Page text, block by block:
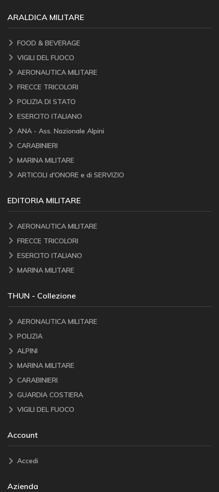
ARALDICA MILITARE
FOOD & BEVERAGE
VIGILI DEL FUOCO
AERONAUTICA MILITARE
FRECCE TRICOLORI
POLIZIA DI STATO
ESERCITO ITALIANO
ANA - Ass. Nazionale Alpini
CARABINIERI
MARINA MILITARE
ARTICOLI d'ONORE e di SERVIZIO
EDITORIA MILITARE
AERONAUTICA MILITARE
FRECCE TRICOLORI
ESERCITO ITALIANO
MARINA MILITARE
THUN - Collezione
AERONAUTICA MILITARE
POLIZIA
ALPINI
MARINA MILITARE
CARABINIERI
GUARDIA COSTIERA
VIGILI DEL FUOCO
Account
Accedi
Azienda